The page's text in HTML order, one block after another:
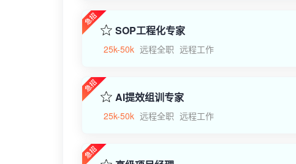
SOP工程化专家
25k-50k 远程全职 远程工作
AI提效组训专家
25k-50k 远程全职 远程工作